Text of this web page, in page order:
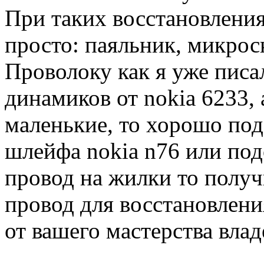
При таких
просто: паяльник,
Проволоку как я уже
динамиков от nokia 6233,
маленькие, то хорошо
шлейфа nokia n76 или
провод на жилки то
провод для
от вашего мастерства